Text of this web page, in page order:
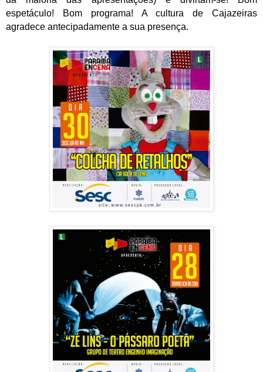
espetáculo! Bom programa! A cultura de Cajazeiras
agradece antecipadamente a sua presença.